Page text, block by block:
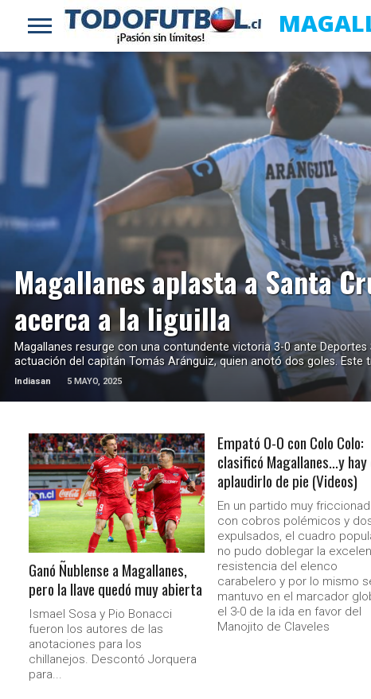
Magallanes aplasta a Santa
acerca a la liguilla
Magallanes resurge con una contundente victoria 3-0 ante
actuación del capitán Tomás Aránguiz, quien anotó dos goles. Este
Indiasan 5 MAYO, 2025
LEER MÁS
LEER MÁS
Ganó Ñublense a Magallanes,
pero la llave quedó muy abierta
Ismael Sosa y Pio Bonacci
fueron los autores de las
anotaciones para los
chillanejos. Descontó Jorquera
para...
Empató 0-0 con Colo Colo:
clasificó Magallanes…y hay
aplaudirlo de pie (Videos)
En un partido muy
con cobros polémicos y
expulsados, el cuadro
no pudo doblegar la
resistencia del elenco
carabelero y por lo mismo
mantuvo en el marcador
el 3-0 de la ida en favor del
Manojito de Claveles